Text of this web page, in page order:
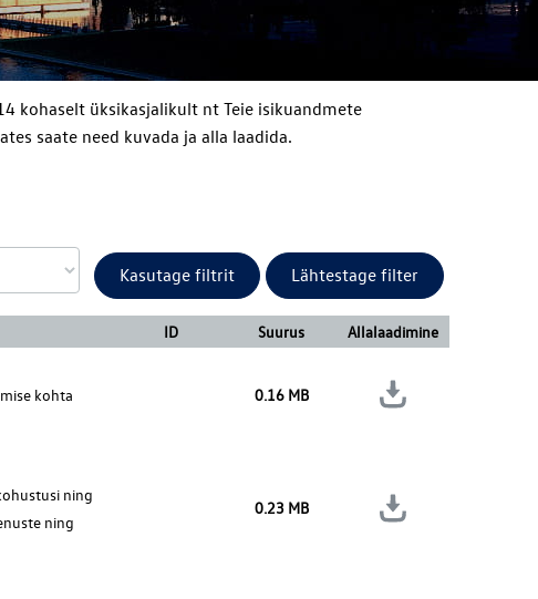
kohaselt üksikasjalikult nt Teie isikuandmete
saate need kuvada ja alla laadida.
Kasutage filtrit Lähtestage filter
ID Suurus
Allalaadimine
kohta
0.16 MB
ning
ning
0.23 MB